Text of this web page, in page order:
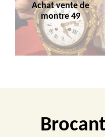
Achat vente de
montre 49